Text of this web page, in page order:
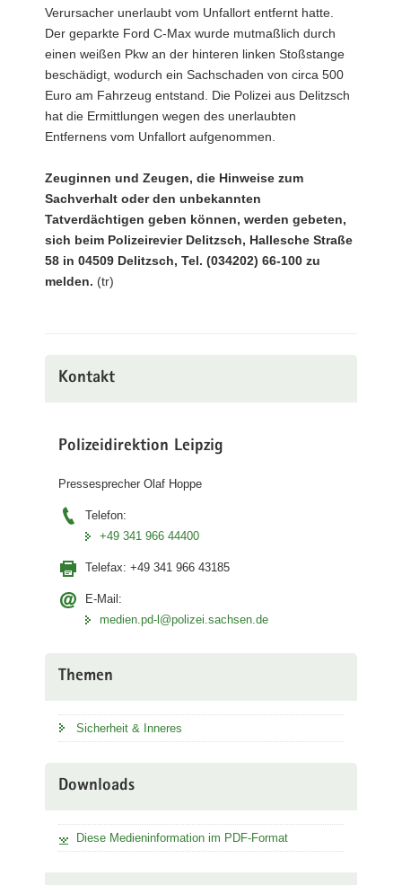
Verursacher unerlaubt vom Unfallort entfernt hatte.
Der geparkte Ford C-Max wurde mutmaßlich durch
einen weißen Pkw an der hinteren linken Stoßstange
beschädigt, wodurch ein Sachschaden von circa 500
Euro am Fahrzeug entstand. Die Polizei aus Delitzsch
hat die Ermittlungen wegen des unerlaubten
Entfernens vom Unfallort aufgenommen.
Zeuginnen und Zeugen, die Hinweise zum
Sachverhalt oder den unbekannten
Tatverdächtigen geben können, werden gebeten,
sich beim Polizeirevier Delitzsch, Hallesche Straße
58 in 04509 Delitzsch, Tel. (034202) 66-100 zu
melden. (tr)
Kontakt
Polizeidirektion Leipzig
Pressesprecher Olaf Hoppe
Telefon:
+49 341 966 44400
Telefax: +49 341 966 43185
E-Mail:
medien.pd-l@polizei.sachsen.de
Themen
Sicherheit & Inneres
Downloads
Diese Medieninformation im PDF-Format